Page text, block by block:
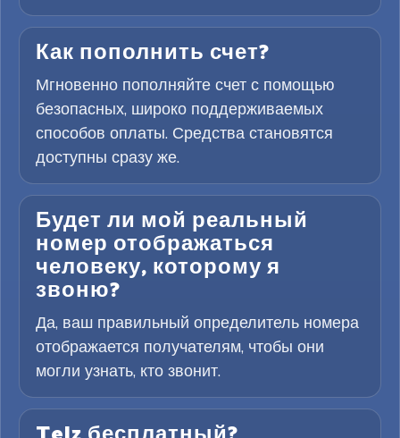
Как пополнить счет?
Мгновенно пополняйте счет с помощью
безопасных, широко поддерживаемых
способов оплаты. Средства становятся
доступны сразу же.
Будет ли мой реальный
номер отображаться
человеку, которому я
звоню?
Да, ваш правильный определитель номера
отображается получателям, чтобы они
могли узнать, кто звонит.